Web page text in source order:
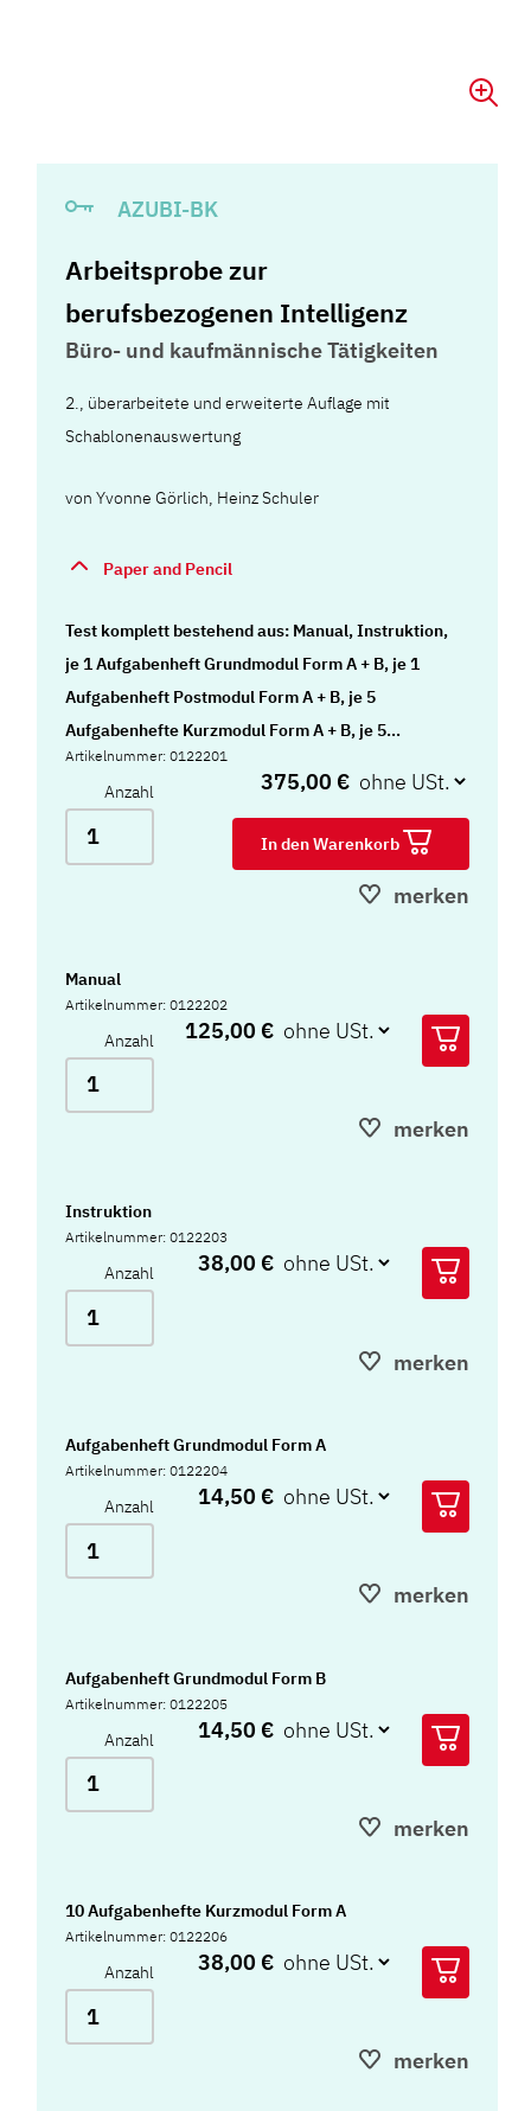
AZUBI-BK
Arbeitsprobe zur
berufsbezogenen Intelligenz
Büro- und kaufmännische Tätigkeiten
2., überarbeitete und erweiterte Auflage mit
Schablonenauswertung
vonYvonne Görlich, Heinz Schuler
Paper and Pencil
Test komplett bestehend aus: Manual, Instruktion,
je 1 Aufgabenheft Grundmodul Form A + B, je 1
Aufgabenheft Postmodul Form A + B, je 5
Aufgabenhefte Kurzmodul Form A + B, je 5
Antwortbogen Grundmodul Form A + B, je 5
Antwortbogen Postmodul Form A + B, 5
Auswertungsbogen, 5 Ergebnis-/Profilbogen, je 1
Schablonensatz Form A + B und Koffer
Artikelnummer: 0122201
Anzahl 375,00 €
In den Warenkorb
merken
Manual
Artikelnummer: 0122202
Anzahl 125,00 €
merken
Instruktion
Artikelnummer: 0122203
Anzahl 38,00 €
merken
Aufgabenheft Grundmodul Form A
Artikelnummer: 0122204
Anzahl 14,50 €
merken
Aufgabenheft Grundmodul Form B
Artikelnummer: 0122205
Anzahl 14,50 €
merken
10 Aufgabenhefte Kurzmodul Form A
Artikelnummer: 0122206
Anzahl 38,00 €
merken